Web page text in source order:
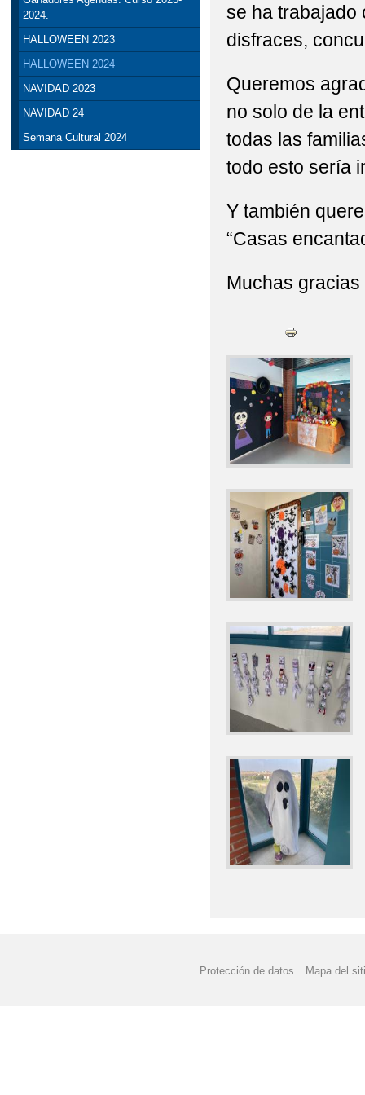
2024.
HALLOWEEN 2023
HALLOWEEN 2024
NAVIDAD 2023
NAVIDAD 24
Semana Cultural 2024
se ha trabajado
disfraces,
Queremos
no solo de la
todas las
todo esto sería
Y también
“Casas
Muchas
Protección de datos Mapa del